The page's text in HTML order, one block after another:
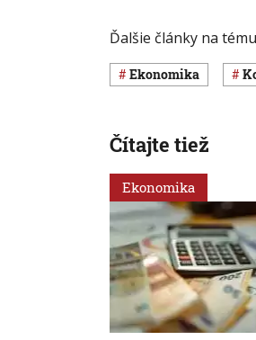
Ďalšie články na
ekonomika
Čítajte tiež
Ekonomika